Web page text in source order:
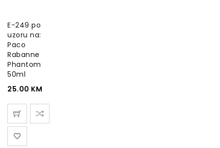
E-249 po
uzoru na:
Paco
Rabanne
Phantom
50ml
25.00 KM